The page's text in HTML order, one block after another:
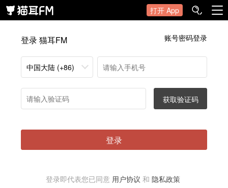
打开 App
登录 猫耳FM 账号密码登录
中国大陆 (+86)
获取验证码
登录
登录即代表您已同意 用户协议 和 隐私政策